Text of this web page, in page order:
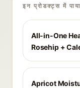
इन प्रोडक्ट्स में
All-in-One
Rosehip +
Apricot